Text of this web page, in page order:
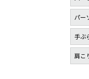
パー
手ぶ
肩こ